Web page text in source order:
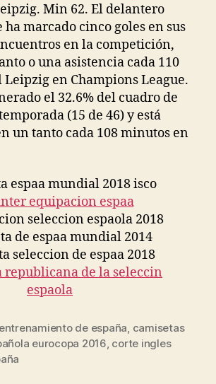
Min 62. El delantero
ha marcado cinco goles en sus
en la competición,
o una asistencia cada 110
en Champions League.
el 32.6% del cuadro de
(15 de 46) y está
un tanto cada 108 minutos en
de españa, camisetas
eurocopa 2016, corte ingles